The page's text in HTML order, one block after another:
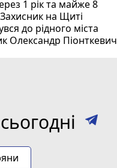
1 рік та майже 8
Захисник на Щиті
до рідного міста
Олександр Піонткевич